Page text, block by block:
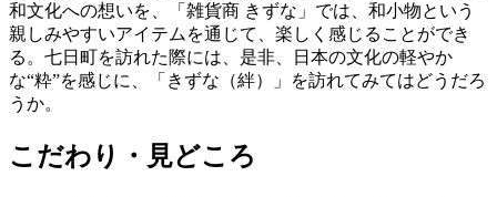
和文化への想いを、「雑貨商 きずな」では、和小物という
親しみやすいアイテムを通じて、楽しく感じることができ
る。七日町を訪れた際には、是非、日本の文化の軽やか
な“粋”を感じに、「きずな（絆）」を訪れてみてはどうだろ
うか。
こだわり・見どころ